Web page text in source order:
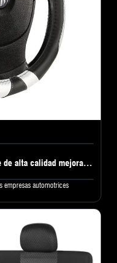
¿Cómo puede una funda para volante de alta calidad mejorar la comodidad de conducción y el valor interior del vehículo?
empresas automotrices